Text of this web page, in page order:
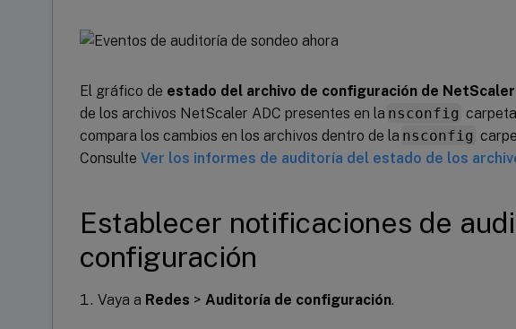
El gráfico de estado del archivo de configuración de NetScaler
de los archivos NetScaler ADC presentes en la nsconfig
compara los cambios en los archivos dentro de la nsconfig
Consulte Ver los informes de auditoría del estado de los
Establecer notificaciones de
configuración
Vaya a Redes > Auditoría de configuración.